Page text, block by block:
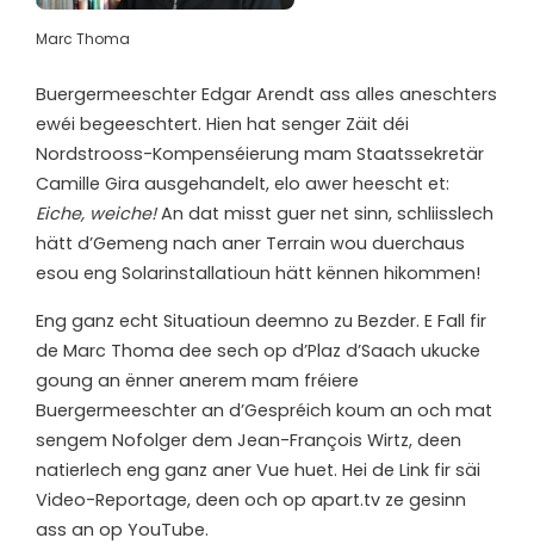
Marc Thoma
Buergermeeschter Edgar Arendt ass alles aneschters
ewéi begeeschtert. Hien hat senger Zäit déi
Nordstrooss-Kompenséierung mam Staatssekretär
Camille Gira ausgehandelt, elo awer heescht et:
Eiche, weiche!An dat misst guer net sinn, schliisslech
hätt d’Gemeng nach aner Terrain wou duerchaus
esou eng Solarinstallatioun hätt kënnen hikommen!
Eng ganz echt Situatioun deemno zu Bezder. E Fall fir
de Marc Thoma dee sech op d’Plaz d’Saach ukucke
goung an ënner anerem mam fréiere
Buergermeeschter an d’Gespréich koum an och mat
sengem Nofolger dem Jean-François Wirtz, deen
natierlech eng ganz aner Vue huet. Hei de Link fir säi
Video-Reportage, deen och op apart.tv ze gesinn
ass an op YouTube.